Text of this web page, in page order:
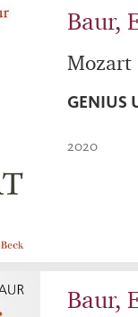
Baur,
Mozart
GENIUS
2020
Baur,